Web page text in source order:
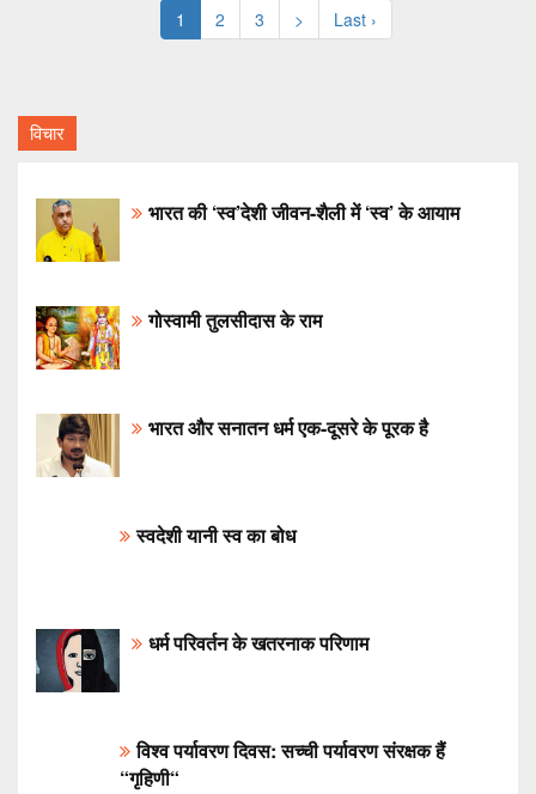
1 2 3 > Last ›
विचार
भारत की ‘स्व’देशी जीवन-शैली में ‘स्व’ के आयाम
गोस्वामी तुलसीदास के राम
भारत और सनातन धर्म एक-दूसरे के पूरक है
स्वदेशी यानी स्व का बोध
धर्म परिवर्तन के खतरनाक परिणाम
विश्व पर्यावरण दिवस: सच्ची पर्यावरण संरक्षक हैं
“गृहिणी“